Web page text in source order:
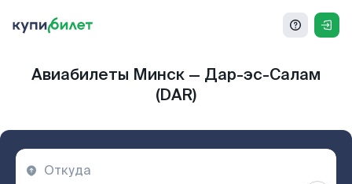
Авиабилеты Минск — Дар-эс-Салам
(DAR)